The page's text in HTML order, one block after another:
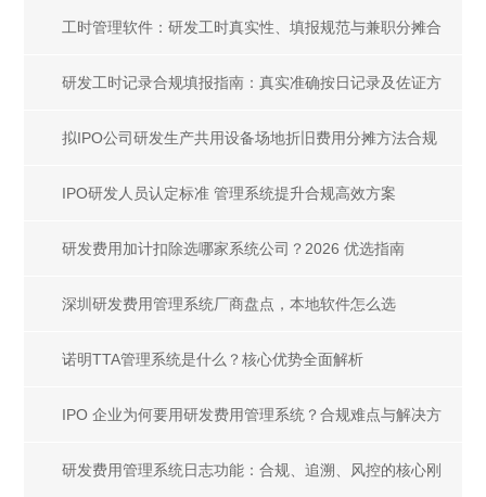
指南
工时管理软件：研发工时真实性、填报规范与兼职分摊合
规解析
研发工时记录合规填报指南：真实准确按日记录及佐证方
法
拟IPO公司研发生产共用设备场地折旧费用分摊方法合规
指南
IPO研发人员认定标准 管理系统提升合规高效方案
研发费用加计扣除选哪家系统公司？2026 优选指南
深圳研发费用管理系统厂商盘点，本地软件怎么选
诺明TTA管理系统是什么？核心优势全面解析
IPO 企业为何要用研发费用管理系统？合规难点与解决方
案解析
研发费用管理系统日志功能：合规、追溯、风控的核心刚